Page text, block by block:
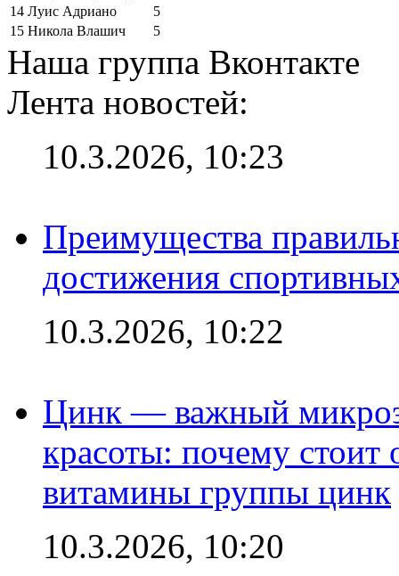
14 Луис Адриано
5
15 Никола Влашич 5
Наша группа Вконтакте
Лента новостей:
10.3.2026, 10:23
Преимущества
достижения
10.3.2026, 10:22
Цинк — важный
красоты: почему стоит
витамины группы цинк
10.3.2026, 10:20